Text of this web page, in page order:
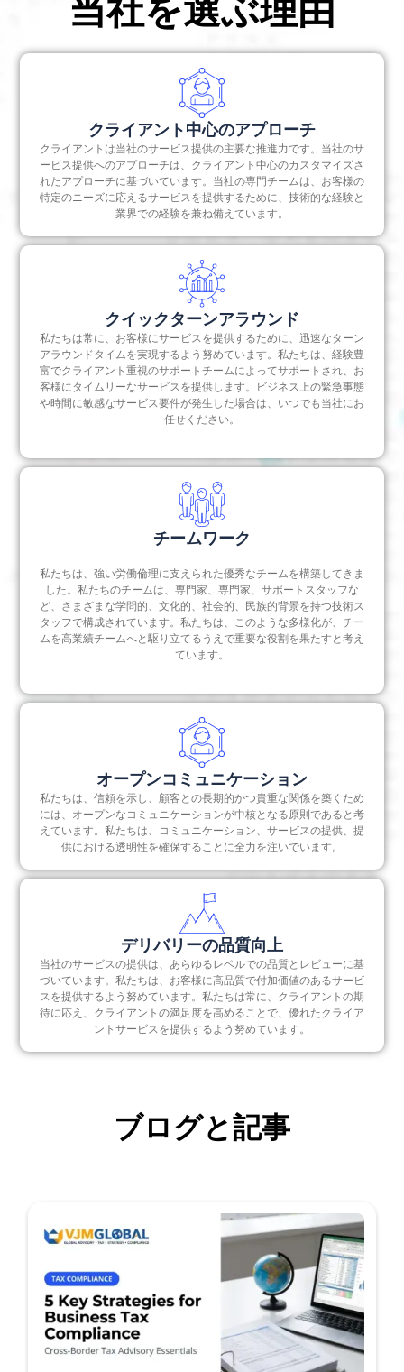
いてRBIが直接管理します。
RBIは、外国為替に関連するすべての対外支払いと取
引を管理します。ここでは、RBIが守護者の役割を果
たして外貨価値を規制し、国際取引や外国為替の需要
全体の流れを維持するための制限を設けています。
通貨ノートのインポートおよびエクスポート機能
インド国外への不動産の取得と譲渡
RBIはFEMAに関連する事項のみを承認します
海外直接投資
連邦緊急事態管理局（FEMA）の規制により、犯
罪の複合化が行われました。
インドにおける外国組織の支店、連絡事務所、プ
ロジェクト事務所の設立
クライアント中心のアプローチ
クライアントは当社のサービス提供の主要な推進力です。当社のサ
ービス提供へのアプローチは、クライアント中心のカスタマイズさ
れたアプローチに基づいています。当社の専門チームは、お客様の
特定のニーズに応えるサービスを提供するために、技術的な経験と
業界での経験を兼ね備えています。
クイックターンアラウンド
私たちは常に、お客様にサービスを提供するために、迅速なターン
アラウンドタイムを実現するよう努めています。私たちは、経験豊
富でクライアント重視のサポートチームによってサポートされ、お
客様にタイムリーなサービスを提供します。ビジネス上の緊急事態
や時間に敏感なサービス要件が発生した場合は、いつでも当社にお
任せください。
チームワーク
私たちは、強い労働倫理に支えられた優秀なチームを構築してきま
した。私たちのチームは、専門家、専門家、サポートスタッフな
ど、さまざまな学問的、文化的、社会的、民族的背景を持つ技術ス
タッフで構成されています。私たちは、このような多様化が、チー
ムを高業績チームへと駆り立てるうえで重要な役割を果たすと考え
ています。
オープンコミュニケーション
私たちは、信頼を示し、顧客との長期的かつ貴重な関係を築くため
には、オープンなコミュニケーションが中核となる原則であると考
えています。私たちは、コミュニケーション、サービスの提供、提
供における透明性を確保することに全力を注いでいます。
デリバリーの品質向上
当社のサービスの提供は、あらゆるレベルでの品質とレビューに基
づいています。私たちは、お客様に高品質で付加価値のあるサービ
スを提供するよう努めています。私たちは常に、クライアントの期
待に応え、クライアントの満足度を高めることで、優れたクライア
ントサービスを提供するよう努めています。
ブログと記事